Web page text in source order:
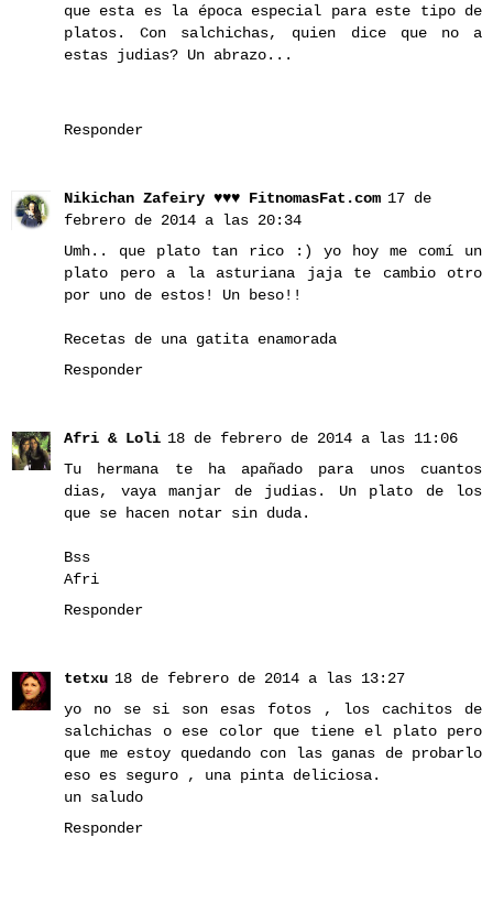
que esta es la época especial para este tipo de
platos. Con salchichas, quien dice que no a
estas judias? Un abrazo...
Responder
Nikichan Zafeiry ♥♥♥ FitnomasFat.com 17 de
febrero de 2014 a las 20:34
Umh.. que plato tan rico :) yo hoy me comí un
plato pero a la asturiana jaja te cambio otro
por uno de estos! Un beso!!
Recetas de una gatita enamorada
Responder
Afri & Loli 18 de febrero de 2014 a las 11:06
Tu hermana te ha apañado para unos cuantos
dias, vaya manjar de judias. Un plato de los
que se hacen notar sin duda.
Bss
Afri
Responder
tetxu 18 de febrero de 2014 a las 13:27
yo no se si son esas fotos , los cachitos de
salchichas o ese color que tiene el plato pero
que me estoy quedando con las ganas de probarlo
eso es seguro , una pinta deliciosa.
un saludo
Responder